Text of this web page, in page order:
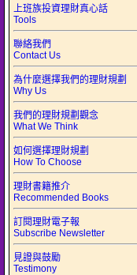
上班族投資理財真心話
Tools
聯絡我們
Contact Us
為什麼選擇我們的理財規劃
Why Us
我們的理財規劃觀念
What We Think
如何選擇理財規劃
How To Choose
理財書籍推介
Recommended Books
訂閱理財電子報
Subscribe Newsletter
見證與鼓勵
Testimony